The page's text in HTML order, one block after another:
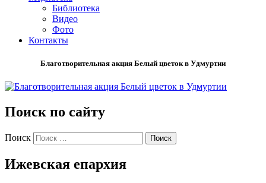
Библиотека
Видео
Фото
Контакты
Благотворительная акция Белый цветок в Удмуртии
Поиск по сайту
Поиск
Ижевская епархия